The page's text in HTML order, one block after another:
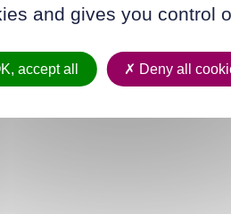
and gives you control
accept all Deny all